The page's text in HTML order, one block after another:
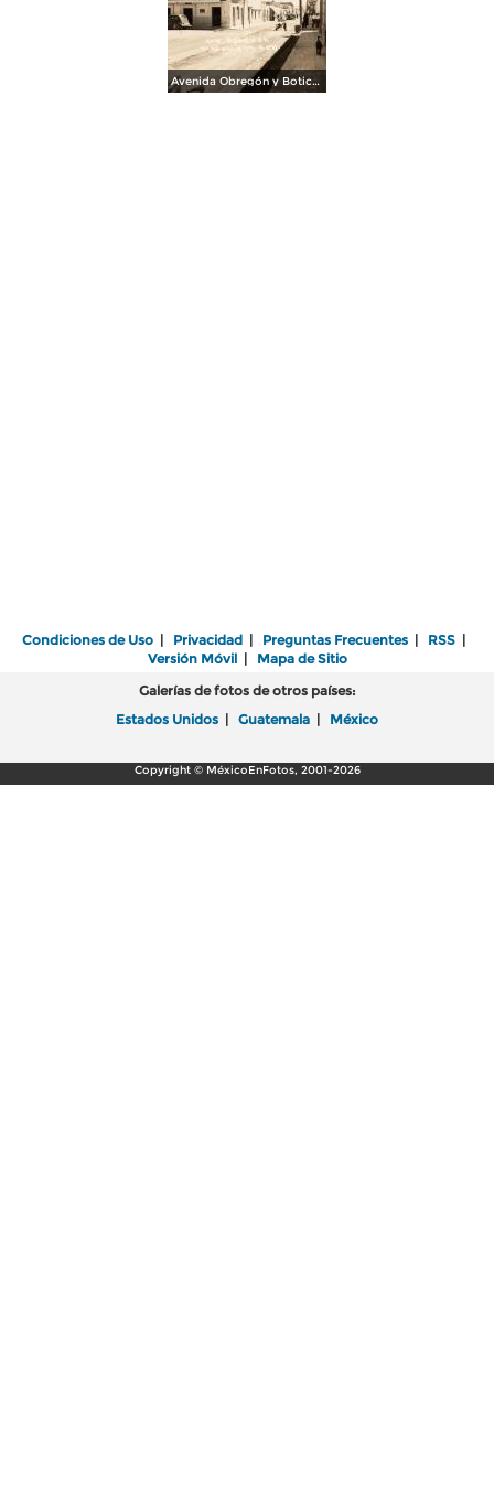
Avenida Obregón y Botica del Chango
Condiciones de Uso | Privacidad | Preguntas Frecuentes | RSS |
Versión Móvil| Mapa de Sitio
Galerías de fotos de otros países:
Estados Unidos | Guatemala | México
Copyright © MéxicoEnFotos, 2001-2026